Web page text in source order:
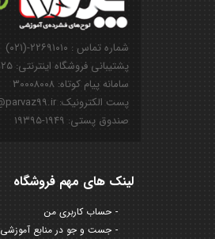
شماره تماس : ۲۲۶۹۱۰۱۰-(۰۲۱)
پشتیبانی فروشگاه اینترنتی: ۰۹۱۲۸۵۰۱۱۲۵
سامانه پیام کوتاه: ۳۰۰۰۸۰۰۸
پست الکترونیک: info@parvaz99.ir
صندوق پستی: ۱۹۴۹-۱۹۳۹۵
لینک های مهم فروشگاه
حساب کاربری من
جست و جو در منابع آموزشی